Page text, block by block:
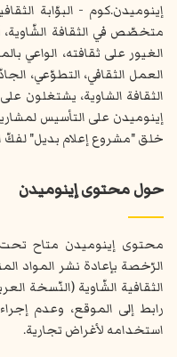
إينوميدن.كوم - البوّابة
متخصّص في الثقافة
الغيور على ثقافته، الواعي
العمل الثقافي، التطوّعي،
الثقافة الشاوية، يشتغلون
إينوميدن على التأسيس
خلق "مشروع إعلام بديل" لفكّ
حول محتوى إينوميدن
محتوى إينوميدن متاح
الرّخصة بإعادة نشر المواد
الثقافية الشّاوية (النّسخة
رابط إلى الموقع، وعدم
استخدامه لأغراض تجارية.